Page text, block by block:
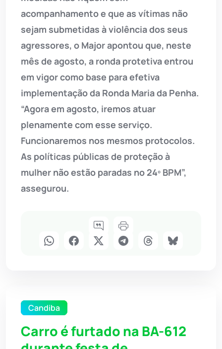
acompanhamento e que as vítimas não
sejam submetidas à violência dos seus
agressores, o Major apontou que, neste
mês de agosto, a ronda protetiva entrou
em vigor como base para efetiva
implementação da Ronda Maria da Penha.
“Agora em agosto, iremos atuar
plenamente com esse serviço.
Funcionaremos nos mesmos protocolos.
As políticas públicas de proteção à
mulher não estão paradas no 24º BPM”,
assegurou.
Candiba
Carro é furtado na BA-612